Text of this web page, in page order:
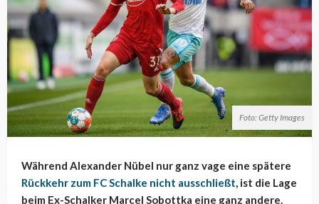
Foto: Getty Images
Während Alexander Nübel nur ganz vage eine spätere
Rückkehr zum FC Schalke nicht ausschließt, ist die Lage
beim Ex-Schalker Marcel Sobottka eine ganz andere.